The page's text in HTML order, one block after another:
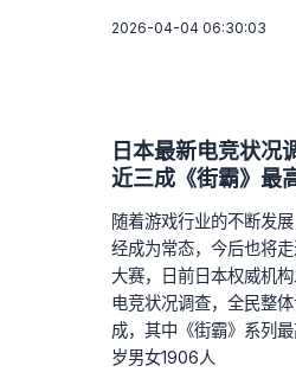
2026-04-04 06:30:03
日本最新电竞状况
近三成《街霸》最
随着游戏行业的不断发
经成为常态，今后也将
大赛，日前日本权威机
电竞状况调查，全民整
成，其中《街霸》系列
岁男女1906人